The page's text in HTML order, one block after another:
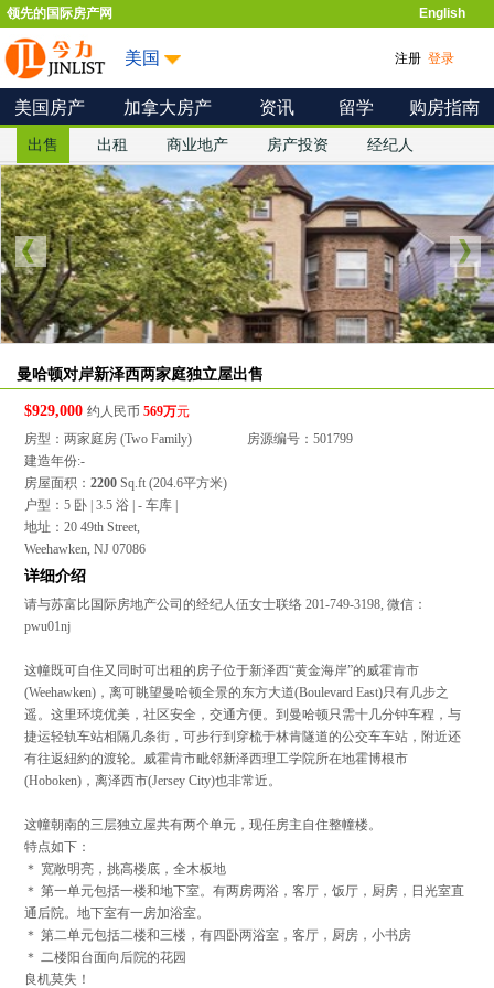
领先的国际房产网 English
美国 注册 登录
美国房产 加拿大房产 资讯 留学 购房指南
出售 出租 商业地产 房产投资 经纪人
曼哈顿对岸新泽西两家庭独立屋出售
$929,000约人民币569万元
房型：两家庭房 (Two Family)
房源编号：501799
建造年份:-
房屋面积：2200 Sq.ft (204.6平方米)
户型：5 卧 | 3.5 浴 | - 车库 |
地址：20 49th Street,
Weehawken, NJ 07086
详细介绍
请与苏富比国际房地产公司的经纪人伍女士联络 201-749-3198, 微信：
pwu01nj
这幢既可自住又同时可出租的房子位于新泽西“黄金海岸”的威霍肯市
(Weehawken)，离可眺望曼哈顿全景的东方大道(Boulevard East)只有几步之
遥。这里环境优美，社区安全，交通方便。到曼哈顿只需十几分钟车程，与
捷运轻轨车站相隔几条街，可步行到穿梳于林肯隧道的公交车车站，附近还
有往返紐約的渡轮。威霍肯市毗邻新泽西理工学院所在地霍博根市
(Hoboken)，离泽西市(Jersey City)也非常近。
这幢朝南的三层独立屋共有两个单元，现任房主自住整幢楼。
特点如下：
＊ 宽敞明亮，挑高楼底，全木板地
＊ 第一单元包括一楼和地下室。有两房两浴，客厅，饭厅，厨房，日光室直
通后院。地下室有一房加浴室。
＊ 第二单元包括二楼和三楼，有四卧两浴室，客厅，厨房，小书房
＊ 二楼阳台面向后院的花园
良机莫失！